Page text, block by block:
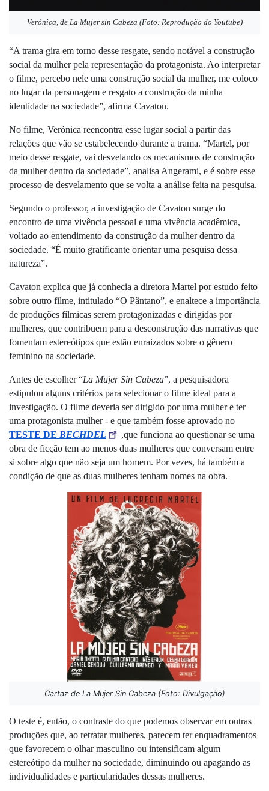
Verónica, de La Mujer sin Cabeza (Foto: Reprodução do Youtube)
“A trama gira em torno desse resgate, sendo notável a construção
social da mulher pela representação da protagonista. Ao interpretar
o filme, percebo nele uma construção social da mulher, me coloco
no lugar da personagem e resgato a construção da minha
identidade na sociedade”, afirma Cavaton.
No filme, Verónica reencontra esse lugar social a partir das
relações que vão se estabelecendo durante a trama. “Martel, por
meio desse resgate, vai desvelando os mecanismos de construção
da mulher dentro da sociedade”, analisa Angerami, e é sobre esse
processo de desvelamento que se volta a análise feita na pesquisa.
Segundo o professor, a investigação de Cavaton surge do
encontro de uma vivência pessoal e uma vivência acadêmica,
voltado ao entendimento da construção da mulher dentro da
sociedade. “É muito gratificante orientar uma pesquisa dessa
natureza”.
Cavaton explica que já conhecia a diretora Martel por estudo feito
sobre outro filme, intitulado “O Pântano”, e enaltece a importância
de produções fílmicas serem protagonizadas e dirigidas por
mulheres, que contribuem para a desconstrução das narrativas que
fomentam estereótipos que estão enraizados sobre o gênero
feminino na sociedade.
Antes de escolher “La Mujer Sin Cabeza”, a pesquisadora
estipulou alguns critérios para selecionar o filme ideal para a
investigação. O filme deveria ser dirigido por uma mulher e ter
TESTE DE BECHDEL
,que funciona ao questionar se uma
obra de ficção tem ao menos duas mulheres que conversam entre
si sobre algo que não seja um homem. Por vezes, há também a
condição de que as duas mulheres tenham nomes na obra.
Cartaz de La Mujer Sin Cabeza (Foto: Divulgação)
O teste é, então, o contraste do que podemos observar em outras
produções que, ao retratar mulheres, parecem ter enquadramentos
que favorecem o olhar masculino ou intensificam algum
estereótipo da mulher na sociedade, diminuindo ou apagando as
individualidades e particularidades dessas mulheres.